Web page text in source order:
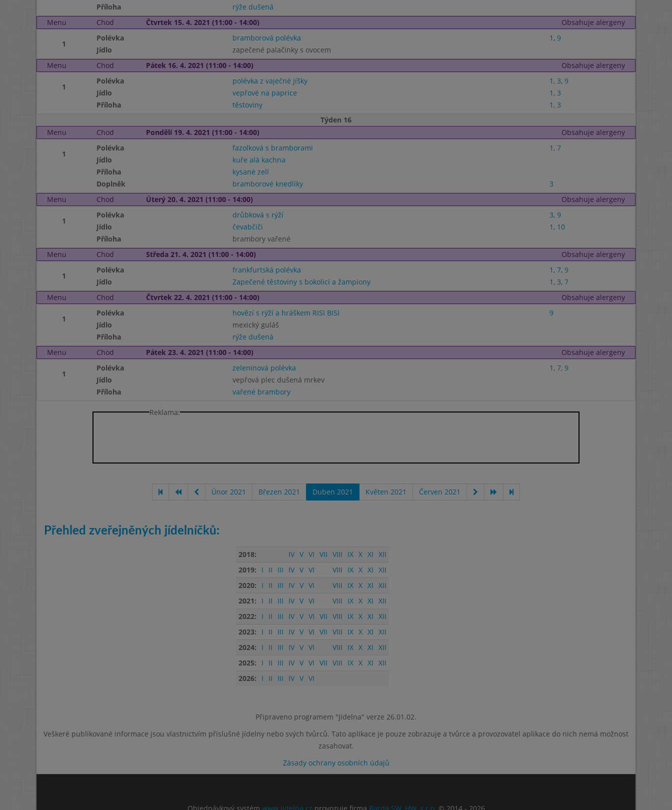
Příloha
rýže dušená
Menu
Chod Čtvrtek 15. 4. 2021 (11:00 - 14:00) Obsahuje alergeny
1
Polévka bramborová polévka 1 , 9
Jídlo
zapečené palačinky s ovocem
Menu
Chod Pátek 16. 4. 2021 (11:00 - 14:00) Obsahuje alergeny
1
Polévka polévka z vaječné jíšky 1 , 3, 9
Jídlo
vepřové na paprice 1 , 3
Příloha
těstoviny 1 , 3
Týden 16
Menu
Chod Pondělí 19. 4. 2021 (11:00 - 14:00) Obsahuje alergeny
1
Polévka fazolková s bramborami 1 , 7
Jídlo
kuře alá kachna
Příloha
kysané zelí
Doplněk
bramborové knedlíky
3
Menu
Chod Úterý 20. 4. 2021 (11:00 - 14:00) Obsahuje alergeny
1
Polévka drůbková s rýží 3, 9
Jídlo
čevabčiči 1 , 10
Příloha
brambory vařené
Menu
Chod Středa 21. 4. 2021 (11:00 - 14:00) Obsahuje alergeny
1
Polévka frankfurtská polévka 1 , 7, 9
Jídlo
Zapečené těstoviny s bokolicí a žampiony 1 , 3, 7
Menu
Chod Čtvrtek 22. 4. 2021 (11:00 - 14:00) Obsahuje alergeny
1
Polévka hovězí s rýží a hráškem RISI BISI
9
Jídlo
mexický guláš
Příloha
rýže dušená
Menu
Chod Pátek 23. 4. 2021 (11:00 - 14:00) Obsahuje alergeny
1
Polévka zeleninová polévka 1 , 7, 9
Jídlo
vepřová plec dušená mrkev
Příloha
vařené brambory
Reklama:
Únor 2021 Březen 2021 Duben 2021 Květen 2021 Červen 2021
Přehled zveřejněných jídelníčků:
2018: IV V VI VII VIII IX X XI XII
2019:
I II III IV V VI VIII IX X XI XII
2020:
I II III IV V VI VIII IX X XI XII
2021:
I II III IV V VI VIII IX X XI XII
2022:
I II III IV V VI VII VIII IX X XI XII
2023:
I II III IV V VI VII VIII IX X XI XII
2024:
I II III IV V VI VIII IX X XI XII
2025:
I II III IV V VI VII VIII IX X XI XII
2026:
I II III IV V VI
Připraveno programem "Jídelna" verze 26.01.02.
Veškeré publikované informace jsou vlastnictvím příslušné jídelny nebo svých tvůrců. Tato aplikace je pouze zobrazuje a tvůrce a provozovatel aplikace do nich nemá možnost
zasahovat.
Zásady ochrany osobních údajů